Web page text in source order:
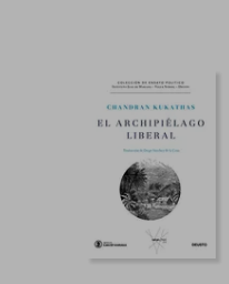
$ 2.320
$ 1.276
50%
dcto.